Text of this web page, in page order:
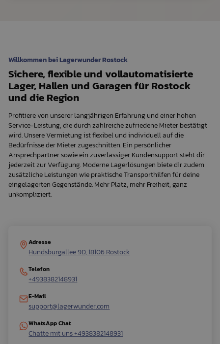
Willkommen bei Lagerwunder Rostock
Sichere, flexible und vollautomatisierte
Lager, Hallen und Garagen für Rostock
und die Region
Profitiere von unserer langjährigen Erfahrung und einer hohen
Service-Leistung, die durch zahlreiche zufriedene Mieter bestätigt
wird. Unsere Vermietung ist flexibel und individuell auf die
Bedürfnisse der Mieter zugeschnitten. Ein persönlicher
Ansprechpartner sowie ein zuverlässiger Kundensupport steht dir
jederzeit zur Verfügung. Moderne Lagerlösungen biete dir zudem
zusätzliche Leistungen wie praktische Transporthilfen für deine
eingelagerten Gegenstände. Mehr Platz, mehr Freiheit, ganz
unkompliziert.
Adresse
Hundsburgallee 9D, 18106 Rostock
Telefon
+4938382148931
E-Mail
support@lagerwunder.com
WhatsApp Chat
Chatte mit uns +4938382148931